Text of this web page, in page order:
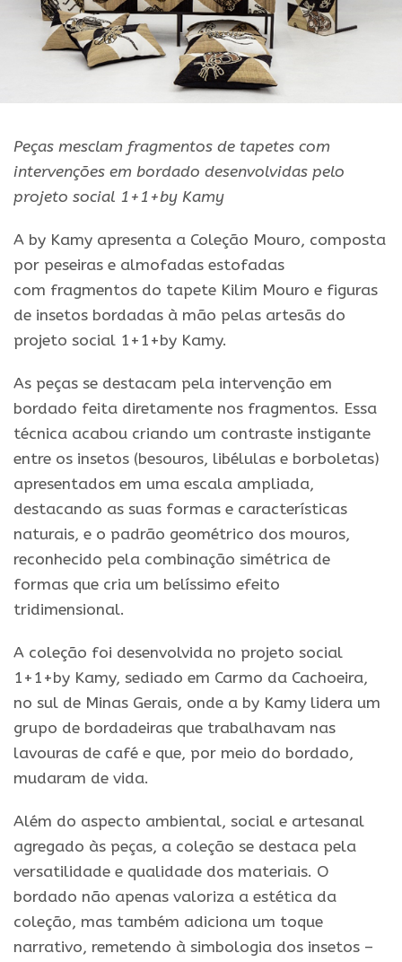
Peças mesclam fragmentos de tapetes com
intervenções em bordado desenvolvidas pelo
projeto social 1+1+by Kamy
A by Kamy apresenta a Coleção Mouro, composta
por peseiras e almofadas estofadas
com fragmentos do tapete Kilim Mouro e figuras
de insetos bordadas à mão pelas artesãs do
projeto social 1+1+by Kamy.
As peças se destacam pela intervenção em
bordado feita diretamente nos fragmentos. Essa
técnica acabou criando um contraste instigante
entre os insetos (besouros, libélulas e borboletas)
apresentados em uma escala ampliada,
destacando as suas formas e características
naturais, e o padrão geométrico dos mouros,
reconhecido pela combinação simétrica de
formas que cria um belíssimo efeito
tridimensional.
A coleção foi desenvolvida no projeto social
1+1+by Kamy, sediado em Carmo da Cachoeira,
no sul de Minas Gerais, onde a by Kamy lidera um
grupo de bordadeiras que trabalhavam nas
lavouras de café e que, por meio do bordado,
mudaram de vida.
Além do aspecto ambiental, social e artesanal
agregado às peças, a coleção se destaca pela
versatilidade e qualidade dos materiais. O
bordado não apenas valoriza a estética da
coleção, mas também adiciona um toque
narrativo, remetendo à simbologia dos insetos –